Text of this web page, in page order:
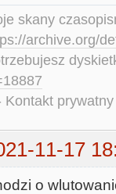
skany
archive.org/
Kontakt
11-17
o